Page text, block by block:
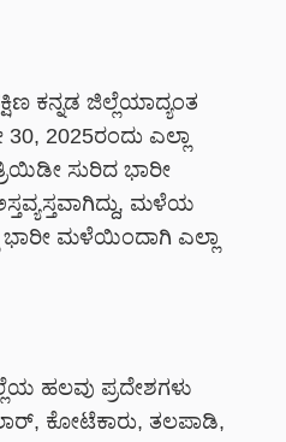
ಕನ್ನಡ ಜಿಲ್ಲೆಯಾದ್ಯಂತ
2025ರಂದು ಎಲ್ಲಾ
ಸುರಿದ ಭಾರೀ
ಮಳೆಯ
ಭಾರೀ ಮಳೆಯಿಂದಾಗಿ ಎಲ್ಲಾ
ಹಲವು ಪ್ರದೇಶಗಳು
ಕೋಟೆಕಾರು, ತಲಪಾಡಿ,